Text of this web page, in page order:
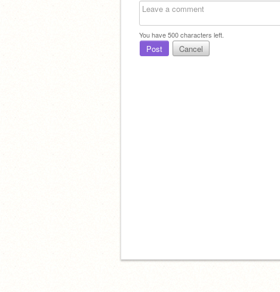
You have500characters left.
Post Cancel